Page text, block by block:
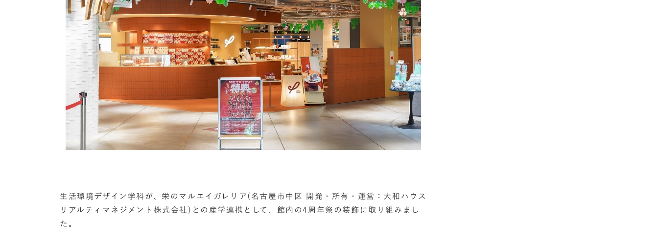
生活環境デザイン学科が、栄のマルエイガレリア(名古屋市中区 開発・所有・運営：大和ハウス
リアルティマネジメント株式会社)との産学連携として、館内の4周年祭の装飾に取り組みまし
た。